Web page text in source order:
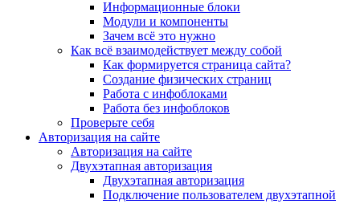
Информационные блоки
Модули и компоненты
Зачем всё это нужно
Как всё взаимодействует между собой
Как формируется страница сайта?
Создание физических страниц
Работа с инфоблоками
Работа без инфоблоков
Проверьте себя
Авторизация на сайте
Авторизация на сайте
Двухэтапная авторизация
Двухэтапная авторизация
Подключение пользователем двухэтапной